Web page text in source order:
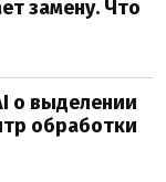
замену. Что
о выделении
обработки